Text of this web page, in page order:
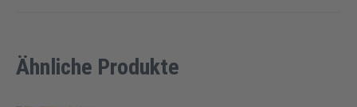
Ähnliche Produkte